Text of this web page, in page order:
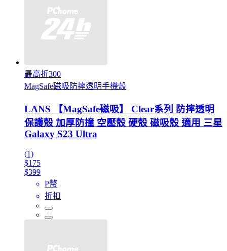
最高折300
MagSafe磁吸防摔透明手機殼
LANS 【MagSafe磁吸】 Clear系列 防摔透明
保護殼 加厚防撞 空壓殼 硬殼 磁吸殼 適用 三星
Galaxy S23 Ultra
(1)
$175
$399
P幣
折扣